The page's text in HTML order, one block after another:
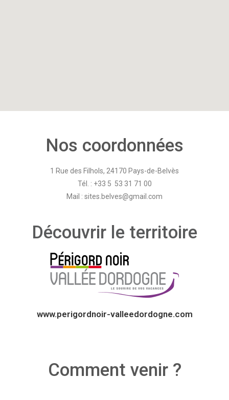
Nos coordonnées
1 Rue des Filhols, 24170 Pays-de-Belvès
Tél. : +33 5 53 31 71 00
Mail : sites.belves@gmail.com
Découvrir le territoire
www.perigordnoir-valleedordogne.com
Comment venir ?